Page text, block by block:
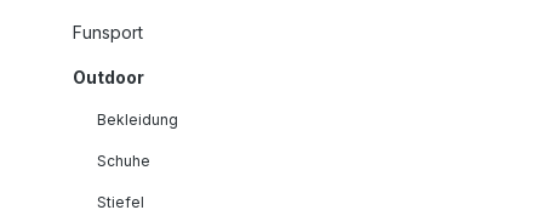
Funsport
Outdoor
Bekleidung
Schuhe
Stiefel